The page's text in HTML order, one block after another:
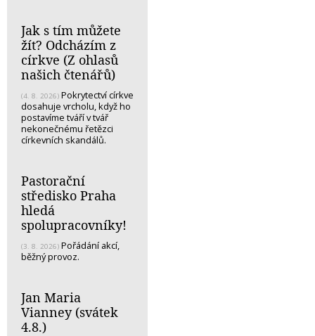
Jak s tím můžete
žít? Odcházím z
církve (Z ohlasů
našich čtenářů)
(4. 8. 2026) Pokrytectví církve
dosahuje vrcholu, když ho
postavíme tváří v tvář
nekonečnému řetězci
církevních skandálů.
Pastorační
středisko Praha
hledá
spolupracovníky!
(3. 8. 2026) Pořádání akcí,
běžný provoz.
Jan Maria
Vianney (svátek
4.8.)